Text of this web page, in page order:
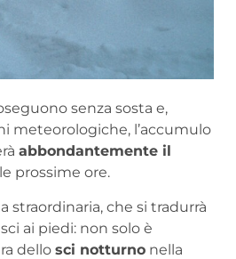
senza sosta e,
meteorologiche, l’accumulo
abbondantemente il
prossime ore.
straordinaria, che si tradurrà
ai piedi: non solo è
dello sci notturno nella